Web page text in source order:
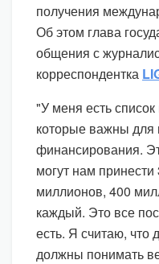
получения
Об этом глава
общения с
корреспондентка
"У меня есть
которые важны для
финансирования.
могут нам
миллионов, 400
каждый. Это все
есть. Я считаю, что
должны понимать